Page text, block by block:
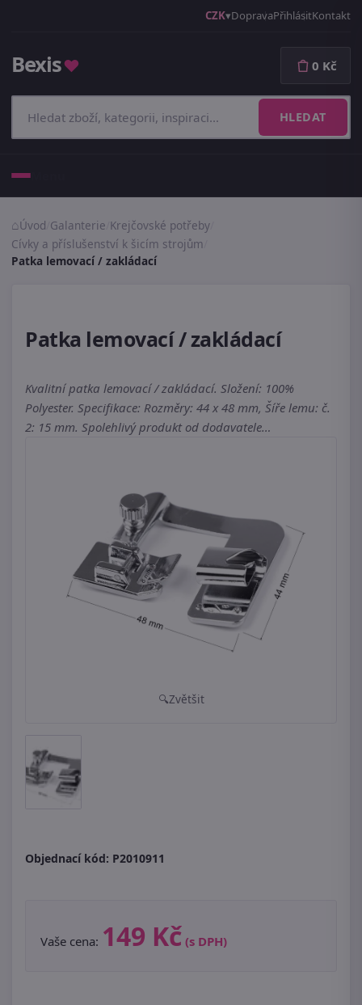
CZK DopravaPřihlásitKontakt
Bexis♥
HLEDAT
0 Kč
Úvod Galanterie Krejčovské potřeby
Cívky a příslušenství k šicím strojům
Patka lemovací / zakládací
Patka lemovací / zakládací
Kvalitní patka lemovací / zakládací. Složení: 100%
Polyester. Specifikace: Rozměry: 44 x 48 mm, Šíře lemu: č.
2: 15 mm. Spolehlivý produkt od dodavatele…
Zvětšit
Objednací kód: P2010911
Vaše cena: 149 Kč (s DPH)